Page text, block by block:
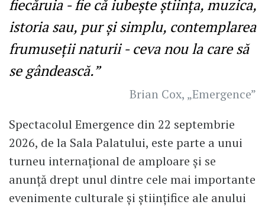
fiecăruia - fie că iubește știința, muzica,
istoria sau, pur și simplu, contemplarea
frumuseții naturii - ceva nou la care să
se gândească.”
Brian Cox, „Emergence”
Spectacolul Emergence din 22 septembrie
2026, de la Sala Palatului, este parte a unui
turneu internațional de amploare și se
anunță drept unul dintre cele mai importante
evenimente culturale și științifice ale anului